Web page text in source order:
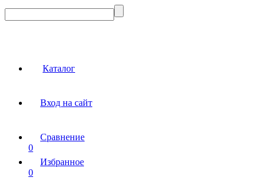
Каталог
Вход на сайт
Сравнение
0
Избранное
0